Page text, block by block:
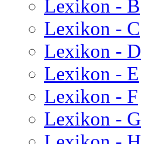
Lexikon - B
Lexikon - C
Lexikon - D
Lexikon - E
Lexikon - F
Lexikon - G